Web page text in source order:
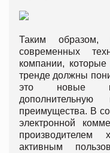
Таким образом,
современных
компании,
тренде должны
это новые
преимущества. В
электронной
активным